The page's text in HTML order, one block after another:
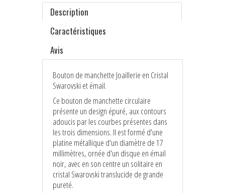
Description
Caractéristiques
Avis
Bouton de manchette Joaillerie en Cristal
Swarovski et émail.
Ce bouton de manchette circulaire
présente un design épuré, aux contours
adoucis par les courbes présentes dans
les trois dimensions. Il est formé d'une
platine métallique d'un diamètre de 17
millimètres, ornée d'un disque en émail
noir, avec en son centre un solitaire en
cristal Swarovski translucide de grande
pureté.